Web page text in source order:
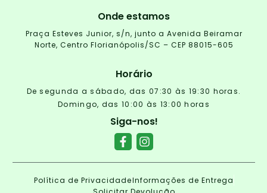
Onde estamos
Praça Esteves Junior, s/n, junto a Avenida Beiramar
Norte, Centro Florianópolis/SC – CEP 88015-605
Horário
De segunda a sábado, das 07:30 às 19:30 horas.
Domingo, das 10:00 às 13:00 horas
Siga-nos!
Política de PrivacidadeInformações de Entrega